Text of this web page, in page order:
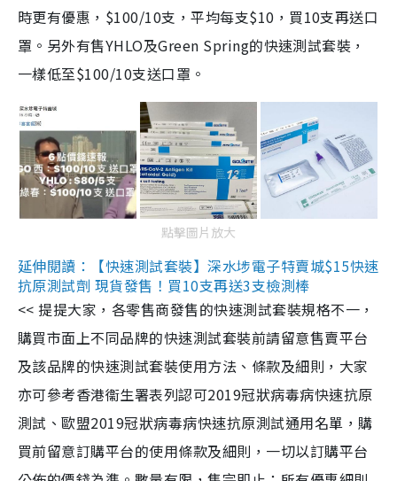
時更有優惠，$100/10支，平均每支$10，買10支再送口
罩。另外有售YHLO及Green Spring的快速測試套裝，
一樣低至$100/10支送口罩。
點擊圖片放大
延伸閱讀：【快速測試套裝】深水埗電子特賣城$15快速
抗原測試劑 現貨發售！買10支再送3支檢測棒
<< 提提大家，各零售商發售的快速測試套裝規格不一，
購買市面上不同品牌的快速測試套裝前請留意售賣平台
及該品牌的快速測試套裝使用方法、條款及細則，大家
亦可參考香港衞生署表列認可2019冠狀病毒病快速抗原
測試、歐盟2019冠狀病毒病快速抗原測試通用名單，購
買前留意訂購平台的使用條款及細則，一切以訂購平台